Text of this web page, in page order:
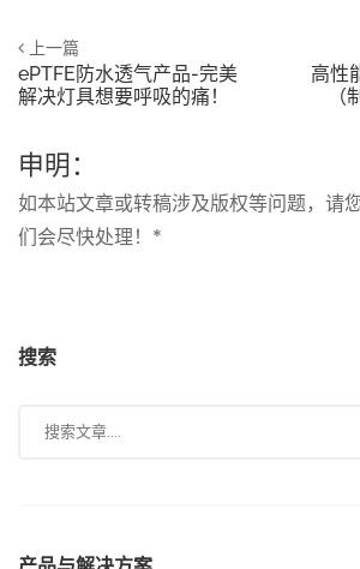
搜索
上一篇
ePTFE防水透气产品-完美
解决灯具想要呼吸的痛！
高性
（
申明：
如本站文章或转稿涉及版权等问题，请
们会尽快处理！*